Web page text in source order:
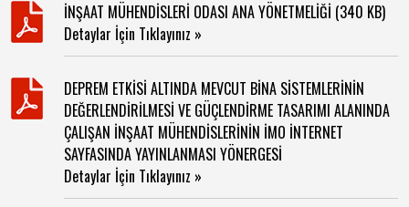
İNŞAAT MÜHENDİSLERİ ODASI ANA YÖNETMELİĞİ (340 KB)
Detaylar İçin Tıklayınız »
DEPREM ETKİSİ ALTINDA MEVCUT BİNA SİSTEMLERİNİN
DEĞERLENDİRİLMESİ VE GÜÇLENDİRME TASARIMI ALANINDA
ÇALIŞAN İNŞAAT MÜHENDİSLERİNİN İMO İNTERNET
SAYFASINDA YAYINLANMASI YÖNERGESİ
Detaylar İçin Tıklayınız »